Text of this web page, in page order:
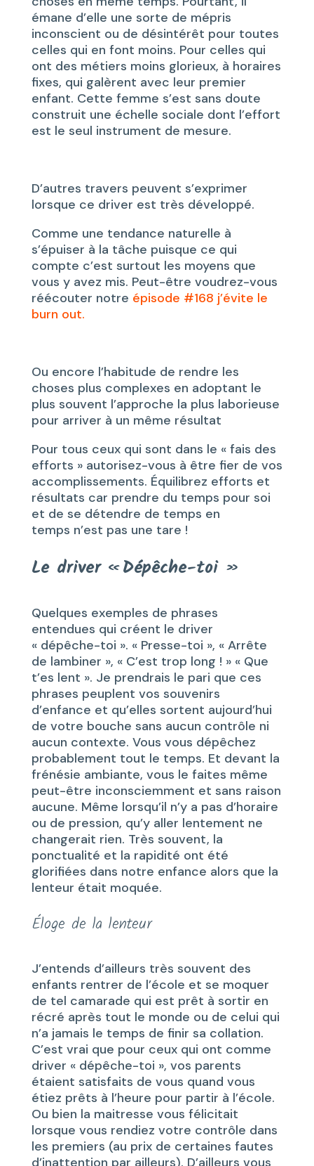
émane d’elle une sorte de mépris
inconscient ou de désintérêt pour toutes
celles qui en font moins. Pour celles qui
ont des métiers moins glorieux, à horaires
fixes, qui galèrent avec leur premier
enfant. Cette femme s’est sans doute
construit une échelle sociale dont l’effort
est le seul instrument de mesure.
D’autres travers peuvent s’exprimer
lorsque ce driver est très développé.
Comme une tendance naturelle à
s’épuiser à la tâche puisque ce qui
compte c’est surtout les moyens que
vous y avez mis. Peut-être voudrez-vous
réécouter notre épisode #168 j’évite le
burn out.
Ou encore l’habitude de rendre les
choses plus complexes en adoptant le
plus souvent l’approche la plus laborieuse
pour arriver à un même résultat
Pour tous ceux qui sont dans le « fais des
efforts » autorisez-vous à être fier de vos
accomplissements. Équilibrez efforts et
résultats car prendre du temps pour soi
et de se détendre de temps en
temps n’est pas une tare !
Le driver « Dépêche-toi »
Quelques exemples de phrases
entendues qui créent le driver
« dépêche-toi ». « Presse-toi », « Arrête
de lambiner », « C’est trop long ! » « Que
t’es lent ». Je prendrais le pari que ces
phrases peuplent vos souvenirs
d’enfance et qu’elles sortent aujourd’hui
de votre bouche sans aucun contrôle ni
aucun contexte. Vous vous dépêchez
probablement tout le temps. Et devant la
frénésie ambiante, vous le faites même
peut-être inconsciemment et sans raison
aucune. Même lorsqu’il n’y a pas d’horaire
ou de pression, qu’y aller lentement ne
changerait rien. Très souvent, la
ponctualité et la rapidité ont été
glorifiées dans notre enfance alors que la
lenteur était moquée.
Éloge de la lenteur
J’entends d’ailleurs très souvent des
enfants rentrer de l’école et se moquer
de tel camarade qui est prêt à sortir en
récré après tout le monde ou de celui qui
n’a jamais le temps de finir sa collation.
C’est vrai que pour ceux qui ont comme
driver « dépêche-toi », vos parents
étaient satisfaits de vous quand vous
étiez prêts à l’heure pour partir à l’école.
Ou bien la maitresse vous félicitait
lorsque vous rendiez votre contrôle dans
les premiers (au prix de certaines fautes